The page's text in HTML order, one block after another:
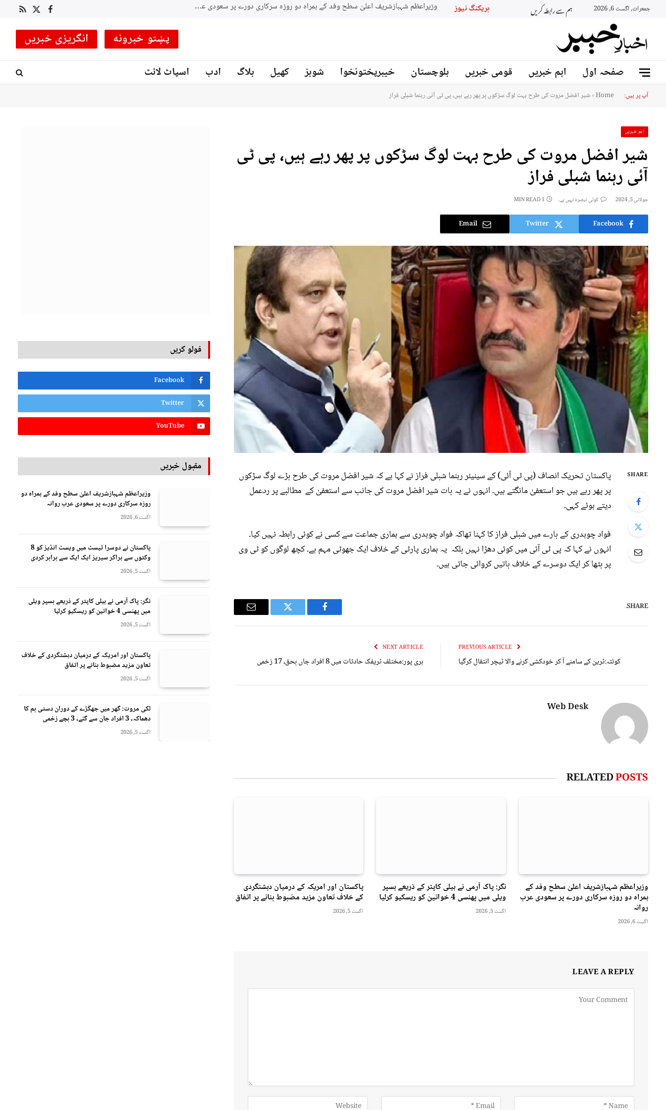
جمعرات, اگست 6, 2026 ہم سے رابطہ کریں بریکنگ نیوز Facebook
X
RSS
پښتو خبرونه انگریزی خبریں
صفحہ اول اہم خبریں قومی خبریں بلوچستان خیبرپختونخوا شوبز کھیل بلاگ ادب اسپاٹ لائٹ
آپ پر ہیں: Home
»شیر افضل مروت کی طرح بہت لوگ سڑکوں پر پھر رہے ہیں، پی ٹی آئی رہنما شبلی فراز
اہم خبریں
شیر افضل مروت کی طرح بہت لوگ سڑکوں پر پھر رہے ہیں، پی ٹی
آئی رہنما شبلی فراز
جولائی 5, 2024 کوئی تبصرہ نہیں ہے۔ 1 MIN READ
Facebook
Twitter
Email
SHARE
پاکستان تحریک انصاف (پی ٹی آئی) کے سینیئر رہنما شبلی فراز نے کہا ہے کہ شیر افضل مروت کی طرح بڑے لوگ سڑکوں
پر پھر رہے ہیں جو استعفیٰ مانگتے ہیں۔ انہوں نے یہ بات شیر افضل مروت کی جانب سے استعفیٰ کے مطالبے پر ردعمل
دیتے ہوئے کہی۔
فواد چوہدری کے بارے میں شبلی فراز کا کہنا تھاکہ فواد چوہدری سے ہماری جماعت سے کسی نے کوئی رابطہ نہیں کیا۔
انہوں نے کہا کہ پی ٹی آئی میں کوئی دھڑا نہیں بلکہ یہ ہماری پارٹی کے خلاف ایک جھوٹی مہم ہے۔ کچھ لوگوں کو ٹی وی
پر بٹھا کر ایک دوسرے کے خلاف باتیں کروائی جاتی ہیں۔
SHARE.
Facebook
Twitter
Email
کوئٹہ:ٹرین کے سامنے آ کر خودکشی کرنے والا ٹیچر انتقال کرگیا
NEXT ARTICLE
ہری پور:مختلف ٹریفک حادثات میں 8 افراد جاں بحق، 17 زخمی
Web Desk
RELATEDPOSTS
وزیراعظم شہبازشریف اعلیٰ سطح وفد کے
ہمراہ دو روزه سرکاری دورے پر سعودی عرب
روانہ
اگست 6, 2026
نگر: پاک آرمی نے ہیلی کاپٹر کے ذریعے ہسپر
ویلی میں پھنسی 4 خواتین کو ریسکیو کرلیا
اگست 5, 2026
پاکستان اور امریکہ کے درمیان دہشتگردی
کے خلاف تعاون مزید مضبوط بنانے پر اتفاق
اگست 5, 2026
LEAVE A REPLY
فولو کریں
Facebook
Twitter
YouTube
مقبول خبریں
وزیراعظم شہبازشریف اعلیٰ سطح وفد کے ہمراہ دو
روزه سرکاری دورے پر سعودی عرب روانہ
اگست 6, 2026
پاکستان نے دوسرا ٹیسٹ میں ویسٹ انڈیز کو 8
وکٹوں سے ہراکر سیریز ایک ایک سے برابر کردی
اگست 5, 2026
نگر: پاک آرمی نے ہیلی کاپٹر کے ذریعے ہسپر ویلی
میں پھنسی 4 خواتین کو ریسکیو کرلیا
اگست 5, 2026
پاکستان اور امریکہ کے درمیان دہشتگردی کے خلاف
تعاون مزید مضبوط بنانے پر اتفاق
اگست 5, 2026
لکی مروت: گھر میں جھگڑے کے دوران دستی بم کا
دھماکہ، 3 افراد جان سے گئے، 3 بچے زخمی
اگست 5, 2026